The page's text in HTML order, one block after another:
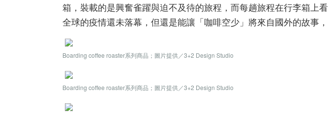
箱，裝載的是興奮雀躍與迫不及待的旅程，而每趟旅程在行李箱上
全球的疫情還未落幕，但還是能讓「咖啡空少」將來自國外的故事
Boarding coffee roaster系列商品；圖片提供／3+2 Design Studio
Boarding coffee roaster系列商品；圖片提供／3+2 Design Studio